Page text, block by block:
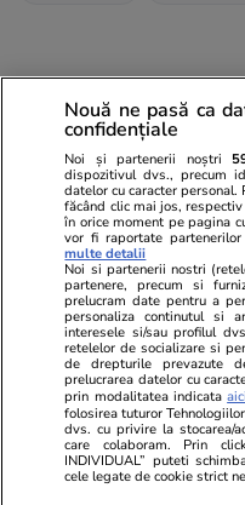
Comentarii(14)
Nouă ne pasă ca
confidențiale
Noi și partenerii noștri
dispozitivul dvs., precum
datelor cu caracter
făcând clic mai jos,
în orice moment pe pagina
vor fi raportate
multe detalii
Noi si partenerii nostri
partenere, precum si
prelucram date pentru a
personaliza continutul si
interesele si/sau profilul
retelelor de socializare si
de drepturile prevazute
prelucrarea datelor cu
prin modalitatea indicata
folosirea tuturor
dvs. cu privire la stocarea/
care colaboram. Prin
INDIVIDUAL” puteti
cele legate de cookie strict